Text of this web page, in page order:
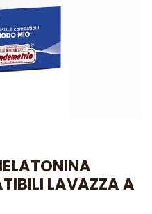
LAVAZZA A